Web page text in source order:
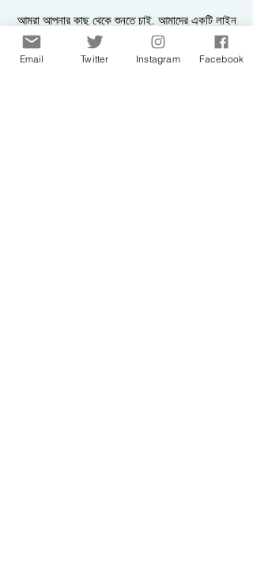
আমরা আপনার কাছ থেকে শুনতে চাই. আমাদের একটি লাইন
Email Twitter Instagram Facebook